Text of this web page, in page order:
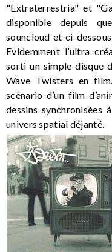
"Extraterrestria" et
disponible depuis
souncloud et ci-
Evidemment l’ultra
sorti un simple disque
Wave Twisters en
scénario d’un film
dessins synchronisées
univers spatial déjanté.